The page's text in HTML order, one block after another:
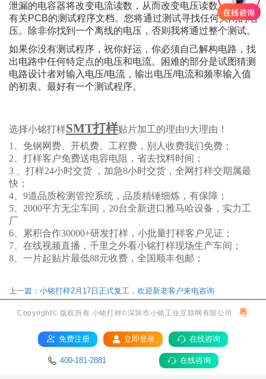
泄漏的电容器将改变电流读数，从而改变电压读数。您需要
有关PCB的测试程序文档。 您将通过测试寻找任何关闭的电
压。
除非你找到一个离线的电压，否则我将通过整个测试。
如果你没有测试程序，祝你好运，你必须自己解构电路，找
出电路中任何特定点的电压和电流。
困难的部分是试图猜测
电路设计者对输入电压/电流，输出电压/电流和频率输入值
的初衷。 最好有一个测试程序。
选择小铭打样SMT打样贴片加工的理由9大理由！
1、免钢网费、开机费、工程费，别人收费我们免费；
2、打样客户免费送电容电阻，省去找料时间；
3 、打样24小时交货 ，加急8小时交货，全网打样交期属最
快；
4、9道品质检测管控系统，品质精锤细炼，有保障；
5、2000平方无尘车间，20台全新进口雅马哈设备，实力工
厂
6、累积合作30000+研发打样，小批量打样客户见证；
7、在线视频直播，千里之外看小铭打样现场生产车间；
8、一片起贴片最低88元收费，全国顺丰包邮；
上一篇：小铭打样2月17日正式复工，欢迎新老客户来电咨询
免费注册 立即登录 在线咨询
400-181-2881 在线咨询
Copyright© 版权所有 小铭打样©深圳市小铭工业互联网有限公司粤
ICP备17036084号